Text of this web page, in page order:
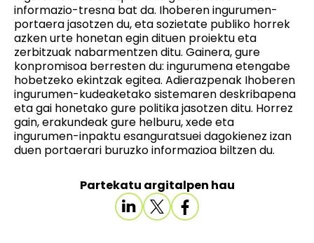
informazio-tresna bat da. Ihoberen ingurumen-
portaera jasotzen du, eta sozietate publiko horrek
azken urte honetan egin dituen proiektu eta
zerbitzuak nabarmentzen ditu. Gainera, gure
konpromisoa berresten du: ingurumena etengabe
hobetzeko ekintzak egitea. Adierazpenak Ihoberen
ingurumen-kudeaketako sistemaren deskribapena
eta gai honetako gure politika jasotzen ditu. Horrez
gain, erakundeak gure helburu, xede eta
ingurumen-inpaktu esanguratsuei dagokienez izan
duen portaerari buruzko informazioa biltzen du.
Partekatu argitalpen hau